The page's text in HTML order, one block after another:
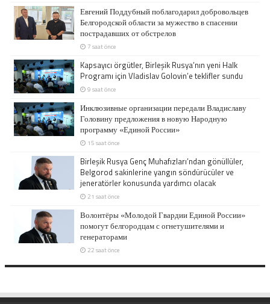
Евгений Поддубный поблагодарил добровольцев
Белгородской области за мужество в спасении
пострадавших от обстрелов
7 saat önce
Kapsayıcı örgütler, Birleşik Rusya’nın yeni Halk
Programı için Vladislav Golovin’e teklifler sundu
9 saat önce
Инклюзивные организации передали Владиславу
Головину предложения в новую Народную
программу «Единой России»
15 saat önce
Birleşik Rusya Genç Muhafızları’ndan gönüllüler,
Belgorod sakinlerine yangın söndürücüler ve
jeneratörler konusunda yardımcı olacak
21 saat önce
Волонтёры «Молодой Гвардии Единой России»
помогут белгородцам с огнетушителями и
генераторами
22 saat önce